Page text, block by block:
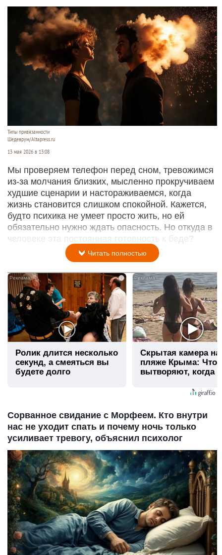
Типы привязанности
Шедеврум/Altapress.ru
13 мая 2026 в 13:08
Мы проверяем телефон перед сном, тревожимся
из-за молчания близких, мысленно прокручиваем
худшие сценарии и настораживаемся, когда
жизнь становится слишком спокойной. Кажется,
будто психика не умеет просто жить, но ей
обязательно нужно ждать опасность. Но откуда в
человеке эта постоянная готовность к беде?
Читать полностью
i
Ролик длится несколько
секунд, а смеяться вы
будете долго
Скрытая камера на
пляже Крыма: Что
вытворяют, когда
Сорванное свидание с Морфеем. Кто внутри
нас не уходит спать и почему ночь только
усиливает тревогу, объяснил психолог